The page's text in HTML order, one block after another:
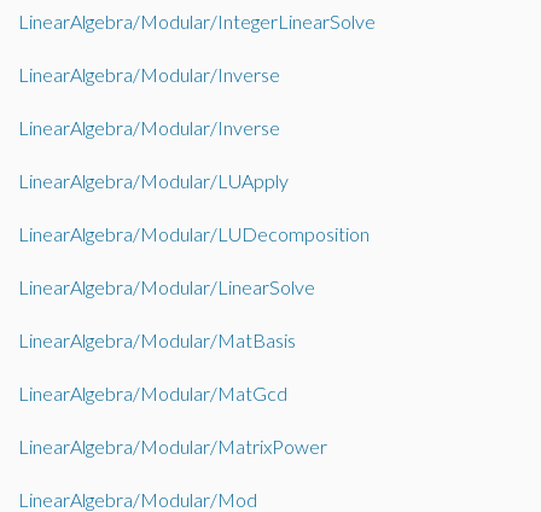
LinearAlgebra/Modular/IntegerLinearSolve
LinearAlgebra/Modular/Inverse
LinearAlgebra/Modular/Inverse
LinearAlgebra/Modular/LUApply
LinearAlgebra/Modular/LUDecomposition
LinearAlgebra/Modular/LinearSolve
LinearAlgebra/Modular/MatBasis
LinearAlgebra/Modular/MatGcd
LinearAlgebra/Modular/MatrixPower
LinearAlgebra/Modular/Mod